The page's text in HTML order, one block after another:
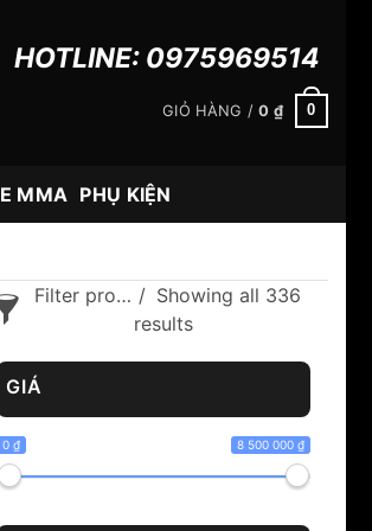
HOTLINE: 0975969514
GIỎ HÀNG /0 ₫ 0
MMA PHỤ KIỆN
Filter products
Showing all 336
results
GIÁ
0 ₫ 8 500 000 ₫